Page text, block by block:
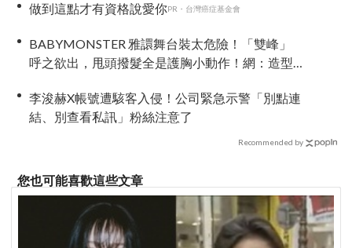
做到這點才有資格說愛你PR・台灣癌症基金會
BABYMONSTER 雅譞舞台裝太危險！「雙峰」
呼之欲出，甩頭撥髮全是護胸小動作！網：造型
李浚赫X帳號遭駭客入侵！公司緊急示警「別點連
結、別查看私訊」粉絲注意了
Recommended by
您也可能喜歡這些文章